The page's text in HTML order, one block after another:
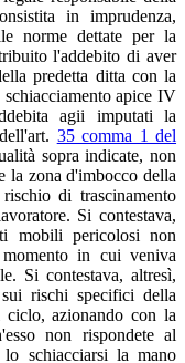
in imprudenza,
norme dettate per la
l'addebito di aver
predetta ditta con la
apice IV
agii imputati la
35 comma 1 del
sopra indicate, non
la zona d'imbocco della
di trascinamento
Si contestava,
mobili pericolosi non
in cui veniva
Si contestava, altresì,
rischi specifici della
azionando con la
non rispondete al
schiacciarsi la mano